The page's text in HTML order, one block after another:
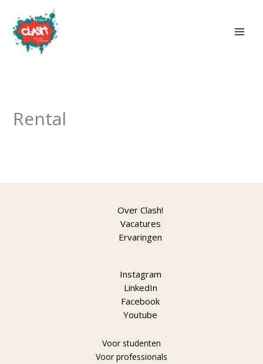
content
Rental
Over Clash!
Vacatures
Ervaringen
Instagram
LinkedIn
Facebook
Youtube
Voor studenten
Voor professionals